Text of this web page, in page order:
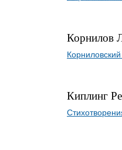
Корнилов
Киплинг